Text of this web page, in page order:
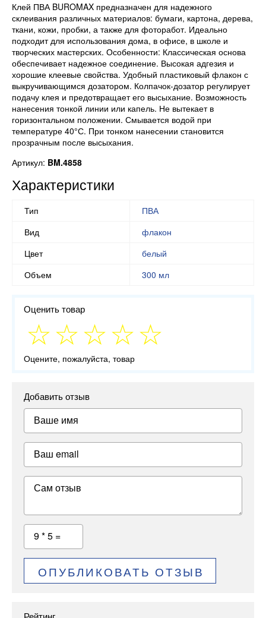
Клей ПВА BUROMAX предназначен для надежного
склеивания различных материалов: бумаги, картона, дерева,
ткани, кожи, пробки, а также для фоторабот. Идеально
подходит для использования дома, в офисе, в школе и
творческих мастерских. Особенности: Классическая основа
обеспечивает надежное соединение. Высокая адгезия и
хорошие клеевые свойства. Удобный пластиковый флакон с
выкручивающимся дозатором. Колпачок-дозатор регулирует
подачу клея и предотвращает его высыхание. Возможность
нанесения тонкой линии или капель. Не вытекает в
горизонтальном положении. Смывается водой при
температуре 40°С. При тонком нанесении становится
прозрачным после высыхания.
Артикул: BM.4858
Характеристики
Тип
ПВА
Вид
флакон
Цвет
белый
Объем
300 мл
Оценить товар
Оцените, пожалуйста, товар
Добавить отзыв
Ваше имя
Ваш email
Сам отзыв
9 * 5 =
ОПУБЛИКОВАТЬ ОТЗЫВ